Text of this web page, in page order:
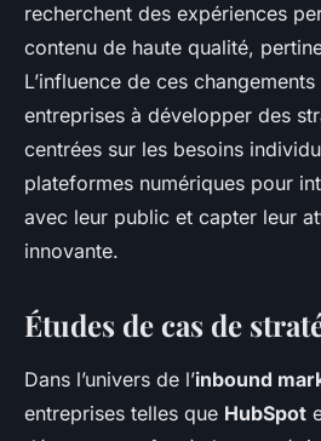
recherchent des expériences
contenu de haute qualité,
L’influence de ces
entreprises à développer des
centrées sur les besoins
plateformes numériques pour
avec leur public et capter leur
innovante.
Études de cas de
Dans l’univers de l’inbound
entreprises telles que HubSpot